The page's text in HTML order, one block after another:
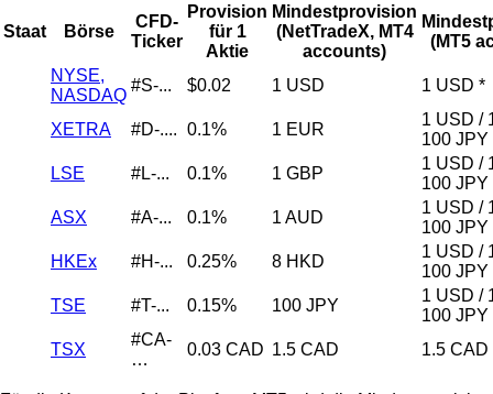
Staat Börse
CFD-
Ticker
Provision
für 1
Aktie
Mindestprovision
(NetTradeX, MT4
accounts)
(MT5
NYSE,
NASDAQ
#S-... $0.02 1 USD 1 USD *
XETRA #D-.... 0.1% 1 EUR
1 USD /
100 JPY
LSE
#L-... 0.1% 1 GBP
1 USD /
100 JPY
ASX
#A-... 0.1% 1 AUD
1 USD /
100 JPY
HKEx
#H-... 0.25% 8 HKD
1 USD /
100 JPY
TSE
#T-... 0.15% 100 JPY
1 USD /
100 JPY
TSX
#CA-
…
0.03 CAD 1.5 CAD 1.5 CAD